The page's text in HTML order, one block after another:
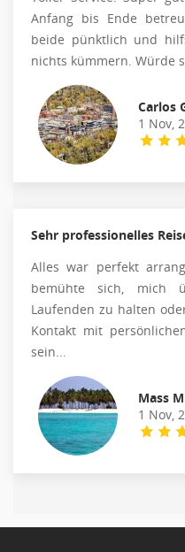
Anfang bis Ende
beide pünktlich und
nichts kümmern. Würde
Carlos
1 Nov,
Sehr professionelles
Alles war perfekt
bemühte sich, mich
Laufenden zu halten
Kontakt mit
sein...
Mass
1 Nov,